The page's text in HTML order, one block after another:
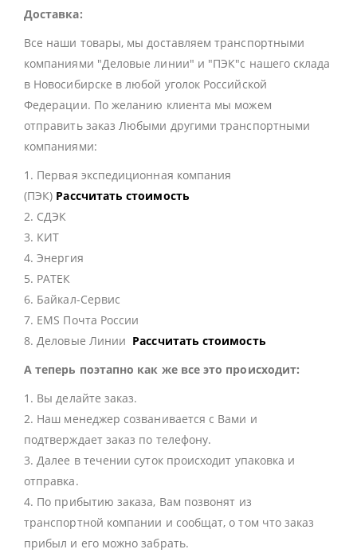
Доставка:
Все наши товары, мы доставляем транспортными
компаниями "Деловые линии" и "ПЭК"с нашего склада
в Новосибирске в любой уголок Российской
Федерации. По желанию клиента мы можем
отправить заказ Любыми другими транспортными
компаниями:
1. Первая экспедиционная компания
(ПЭК) Рассчитать стоимость
2. СДЭК
3. КИТ
4. Энергия
5. РАТЕК
6. Байкал-Сервис
7. EMS Почта России
8. Деловые Линии Рассчитать стоимость
А теперь поэтапно как же все это происходит:
1. Вы делайте заказ.
2. Наш менеджер созванивается с Вами и
подтверждает заказ по телефону.
3. Далее в течении суток происходит упаковка и
отправка.
4. По прибытию заказа, Вам позвонят из
транспортной компании и сообщат, о том что заказ
прибыл и его можно забрать.